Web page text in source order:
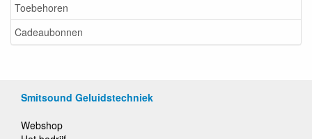
Toebehoren
Cadeaubonnen
Smitsound Geluidstechniek
Webshop